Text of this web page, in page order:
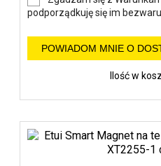
podporządkuję się im
POWIADOM MNIE O
Ilość w